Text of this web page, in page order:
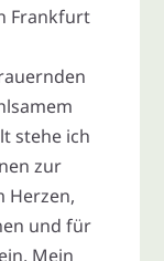
Frankfurt
stehe ich
zur
Herzen,
und für
Mein